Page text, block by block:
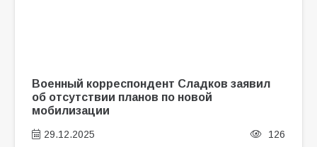
Военный корреспондент Сладков заявил
об отсутствии планов по новой
мобилизации
29.12.2025 126